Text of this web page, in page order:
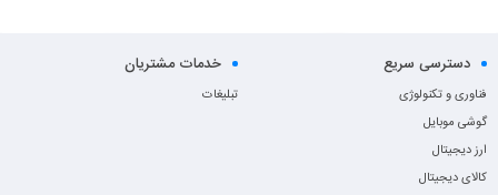
دسترسی سریع
فناوری و تکنولوژی
گوشی موبایل
ارز دیجیتال
کالای دیجیتال
خدمات مشتریان
تبلیغات